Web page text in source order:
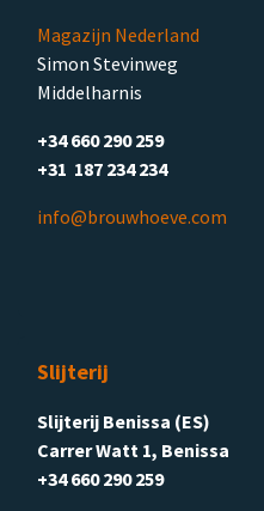
Magazijn Nederland
Simon Stevinweg
Middelharnis
+34 660 290 259
+31 187 234 234
info@brouwhoeve.com
Slijterij
Slijterij Benissa (ES)
Carrer Watt 1, Benissa
+34 660 290 259